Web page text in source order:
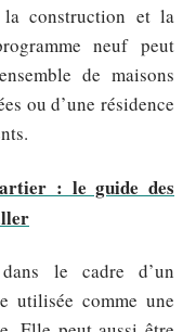
la construction et la
neuf peut
de maisons
ou d’une résidence
: le guide des
le cadre d’un
utilisée comme une